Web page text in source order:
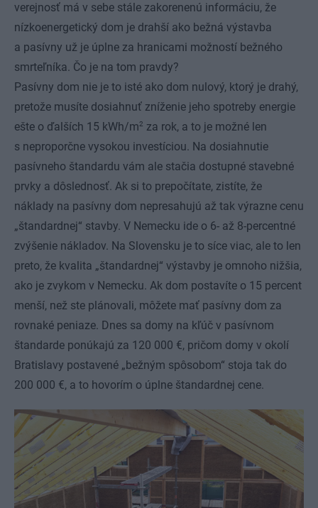
verejnosť má v sebe stále zakorenenú informáciu, že
nízkoenergetický dom je drahší ako bežná výstavba
a pasívny už je úplne za hranicami možností bežného
smrteľníka. Čo je na tom pravdy?
Pasívny dom nie je to isté ako dom nulový, ktorý je drahý,
pretože musíte dosiahnuť zníženie jeho spotreby energie
ešte o ďalších 15 kWh/m2 za rok, a to je možné len
s neproporčne vysokou investíciou. Na dosiahnutie
pasívneho štandardu vám ale stačia dostupné stavebné
prvky a dôslednosť. Ak si to prepočítate, zistíte, že
náklady na pasívny dom nepresahujú až tak výrazne cenu
„štandardnej“ stavby. V Nemecku ide o 6- až 8-percentné
zvýšenie nákladov. Na Slovensku je to síce viac, ale to len
preto, že kvalita „štandardnej“ výstavby je omnoho nižšia,
ako je zvykom v Nemecku. Ak dom postavíte o 15 percent
menší, než ste plánovali, môžete mať pasívny dom za
rovnaké peniaze. Dnes sa domy na kľúč v pasívnom
štandarde ponúkajú za 120 000 €, pričom domy v okolí
Bratislavy postavené „bežným spôsobom“ stoja tak do
200 000 €, a to hovorím o úplne štandardnej cene.